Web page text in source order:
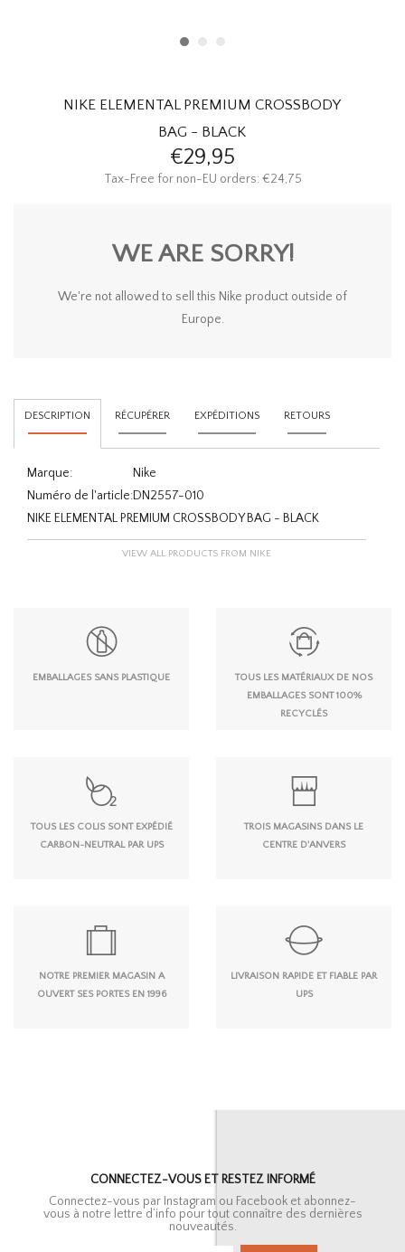
NIKE ELEMENTAL PREMIUM CROSSBODY
BAG - BLACK
€29,95
Tax-Free for non-EU orders: €24,75
WE ARE SORRY!
We're not allowed to sell this Nike product outside of
Europe.
DESCRIPTION RÉCUPÉRER EXPÉDITIONS RETOURS
Marque:
Nike
Numéro de l'article:DN2557-010
NIKE ELEMENTAL PREMIUM CROSSBODY BAG - BLACK
VIEW ALL PRODUCTS FROM NIKE
EMBALLAGES SANS PLASTIQUE
TOUS LES MATÉRIAUX DE NOS
EMBALLAGES SONT 100%
RECYCLÉS
TOUS LES COLIS SONT EXPÉDIÉ
CARBON-NEUTRAL PAR UPS
TROIS MAGASINS DANS LE
CENTRE D'ANVERS
NOTRE PREMIER MAGASIN A
OUVERT SES PORTES EN 1996
LIVRAISON RAPIDE ET FIABLE PAR
UPS
CONNECTEZ-VOUS ET RESTEZ INFORMÉ
Connectez-vous par Instagram ou Facebook et abonnez-
vous à notre lettre d’info pour tout connaître des dernières
nouveautés.